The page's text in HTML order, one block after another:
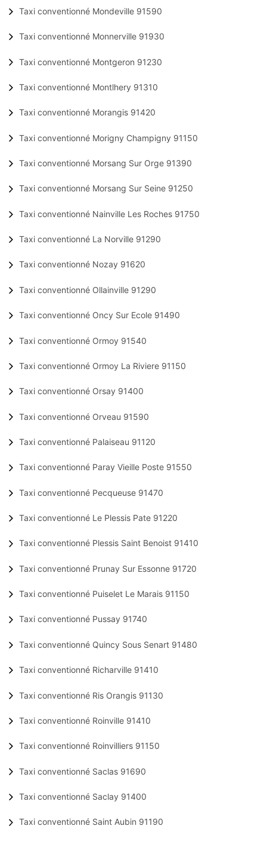
Taxi conventionné Mondeville 91590
Taxi conventionné Monnerville 91930
Taxi conventionné Montgeron 91230
Taxi conventionné Montlhery 91310
Taxi conventionné Morangis 91420
Taxi conventionné Morigny Champigny 91150
Taxi conventionné Morsang Sur Orge 91390
Taxi conventionné Morsang Sur Seine 91250
Taxi conventionné Nainville Les Roches 91750
Taxi conventionné La Norville 91290
Taxi conventionné Nozay 91620
Taxi conventionné Ollainville 91290
Taxi conventionné Oncy Sur Ecole 91490
Taxi conventionné Ormoy 91540
Taxi conventionné Ormoy La Riviere 91150
Taxi conventionné Orsay 91400
Taxi conventionné Orveau 91590
Taxi conventionné Palaiseau 91120
Taxi conventionné Paray Vieille Poste 91550
Taxi conventionné Pecqueuse 91470
Taxi conventionné Le Plessis Pate 91220
Taxi conventionné Plessis Saint Benoist 91410
Taxi conventionné Prunay Sur Essonne 91720
Taxi conventionné Puiselet Le Marais 91150
Taxi conventionné Pussay 91740
Taxi conventionné Quincy Sous Senart 91480
Taxi conventionné Richarville 91410
Taxi conventionné Ris Orangis 91130
Taxi conventionné Roinville 91410
Taxi conventionné Roinvilliers 91150
Taxi conventionné Saclas 91690
Taxi conventionné Saclay 91400
Taxi conventionné Saint Aubin 91190